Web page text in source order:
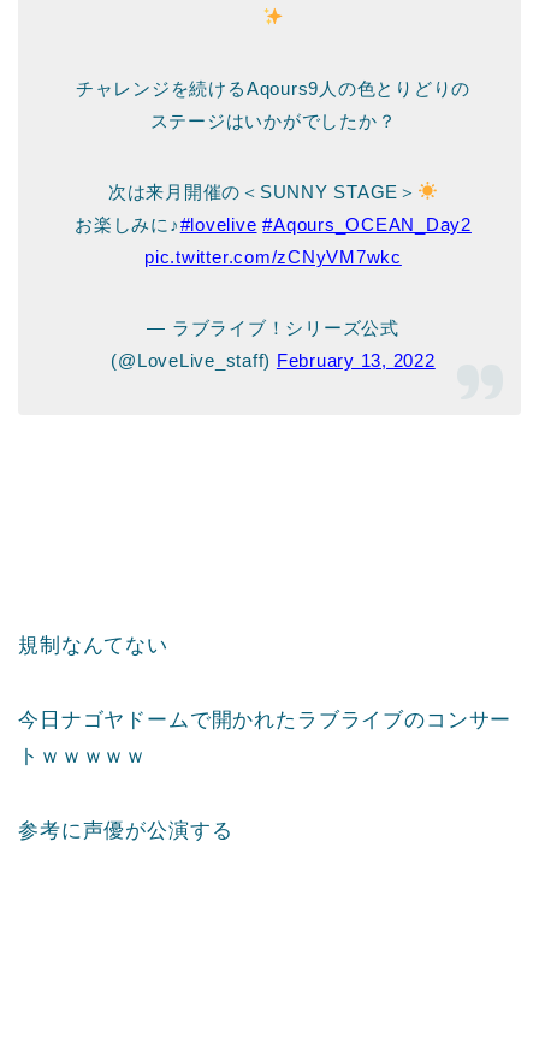
チャレンジを続けるAqours9人の色とりどりの
ステージはいかがでしたか？
次は来月開催の＜SUNNY STAGE＞
お楽しみに♪#lovelive #Aqours_OCEAN_Day2
pic.twitter.com/zCNyVM7wkc
— ラブライブ！シリーズ公式
(@LoveLive_staff) February 13, 2022
規制なんてない
今日ナゴヤドームで開かれたラブライブのコンサー
トｗｗｗｗｗ
参考に声優が公演する